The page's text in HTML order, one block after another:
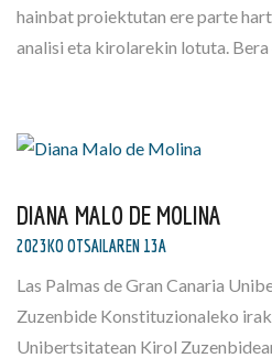
hainbat proiektutan ere parte
analisi eta kirolarekin lotuta.
DIANA MALO DE MOLINA
2023KO OTSAILAREN 13A
Las Palmas de Gran Canaria
Zuzenbide Konstituzionaleko
Unibertsitatean Kirol